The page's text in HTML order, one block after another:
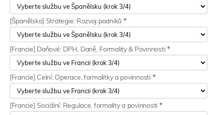
[Španělsko] Strategie: Rozvoj podniků *
[Francie] Daňové: DPH, Daně, Formality & Povinnosti*
[Francie] Celní: Operace, formalitky a povinnosti *
[Francie] Sociální: Regulace, formality a povinnosti *